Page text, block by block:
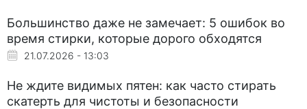
Большинство даже не замечает: 5 ошибок во
время стирки, которые дорого обходятся
21.07.2026 - 13:03
Не ждите видимых пятен: как часто стирать
скатерть для чистоты и безопасности